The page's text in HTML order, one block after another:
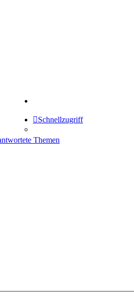
Comunio
Schnellzugriff
Themen